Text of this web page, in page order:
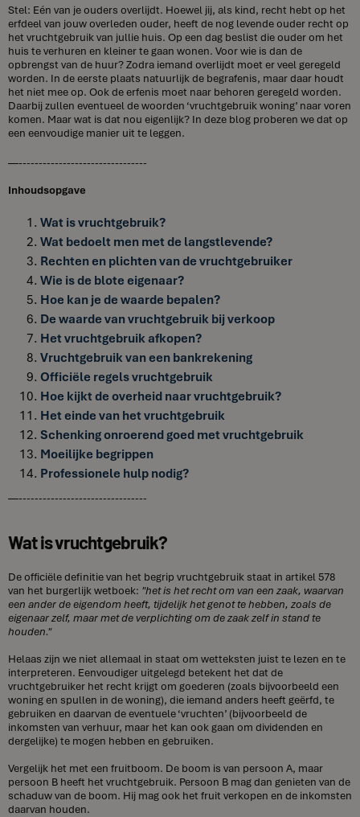
Stel: Eén van je ouders overlijdt. Hoewel jij, als kind, recht hebt op het
erfdeel van jouw overleden ouder, heeft de nog levende ouder recht op
het vruchtgebruik van jullie huis. Op een dag beslist die ouder om het
huis te verhuren en kleiner te gaan wonen. Voor wie is dan de
opbrengst van de huur? Zodra iemand overlijdt moet er veel geregeld
worden. In de eerste plaats natuurlijk de begrafenis, maar daar houdt
het niet mee op. Ook de erfenis moet naar behoren geregeld worden.
Daarbij zullen eventueel de woorden ‘vruchtgebruik woning’ naar voren
komen. Maar wat is dat nou eigenlijk? In deze blog proberen we dat op
een eenvoudige manier uit te leggen.
—--------------------------------
Inhoudsopgave
Wat is vruchtgebruik?
Wat bedoelt men met de langstlevende?
Rechten en plichten van de vruchtgebruiker
Wie is de blote eigenaar?
Hoe kan je de waarde bepalen?
De waarde van vruchtgebruik bij verkoop
Het vruchtgebruik afkopen?
Vruchtgebruik van een bankrekening
Officiële regels vruchtgebruik
Hoe kijkt de overheid naar vruchtgebruik?
Het einde van het vruchtgebruik
Schenking onroerend goed met vruchtgebruik
Moeilijke begrippen
Professionele hulp nodig?
—--------------------------------
Wat is vruchtgebruik?
De officiële definitie van het begrip vruchtgebruik staat in artikel 578
van het burgerlijk wetboek: "het is het recht om van een zaak, waarvan
een ander de eigendom heeft, tijdelijk het genot te hebben, zoals de
eigenaar zelf, maar met de verplichting om de zaak zelf in stand te
houden."
Helaas zijn we niet allemaal in staat om wetteksten juist te lezen en te
interpreteren. Eenvoudiger uitgelegd betekent het dat de
vruchtgebruiker het recht krijgt om goederen (zoals bijvoorbeeld een
woning en spullen in de woning), die iemand anders heeft geërfd, te
gebruiken en daarvan de eventuele ‘vruchten’ (bijvoorbeeld de
inkomsten van verhuur, maar het kan ook gaan om dividenden en
dergelijke) te mogen hebben en gebruiken.
Vergelijk het met een fruitboom. De boom is van persoon A, maar
persoon B heeft het vruchtgebruik. Persoon B mag dan genieten van de
schaduw van de boom. Hij mag ook het fruit verkopen en de inkomsten
daarvan houden.